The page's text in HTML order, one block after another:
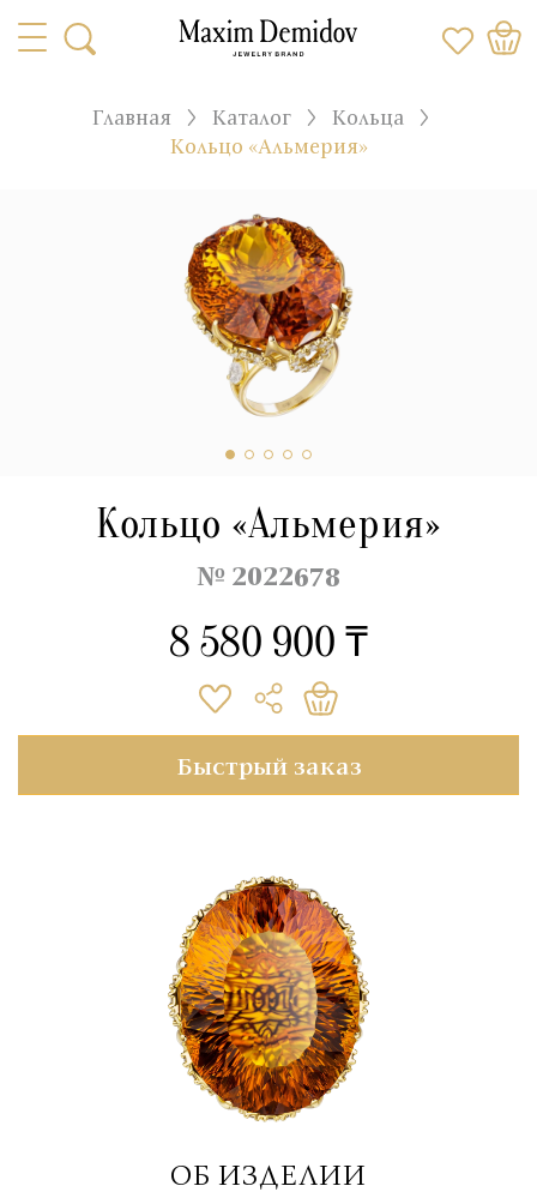
Главная Каталог
Кольца
Кольцо «Альмерия»
Кольцо «Альмерия»
№ 2022678
8 580 900 ₸
Быстрый заказ
ОБ ИЗДЕЛИИ